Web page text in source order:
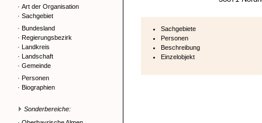
· Art der Organisation
· Sachgebiet
· Bundesland
· Regierungsbezirk
· Landkreis
· Landschaft
· Gemeinde
· Personen
· Biographien
Sonderbereiche:
Sachgebiete
Personen
Beschreibung
Einzelobjekt